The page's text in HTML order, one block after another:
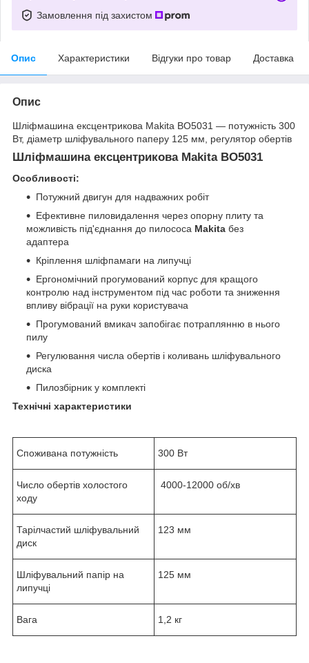
Замовлення під захистом
Опис Характеристики Відгуки про товар Доставка
Опис
Шліфмашина ексцентрикова Makita BO5031 — потужність 300
Вт, діаметр шліфувального паперу 125 мм, регулятор обертів
Шліфмашина ексцентрикова Makita BO5031
Особливості:
Потужний двигун для надважних робіт
Ефективне пиловидалення через опорну плиту та
можливість під'єднання до пилососа Makita без
адаптера
Кріплення шліфпамаги на липучці
Ергономічний прогумований корпус для кращого
контролю над інструментом під час роботи та зниження
впливу вібрації на руки користувача
Прогумований вмикач запобігає потраплянню в нього
пилу
Регулювання числа обертів і коливань шліфувального
диска
Пилозбірник у комплекті
Технічні характеристики
Споживана потужність 300 Вт
Число обертів холостого
ходу
4000-12000 об/хв
Тарілчастий шліфувальний
диск
123 мм
Шліфувальний папір на
липучці
125 мм
Вага 1,2 кг